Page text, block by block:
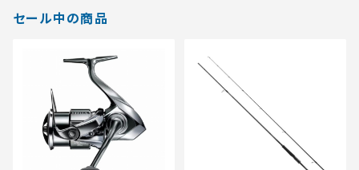
セール中の商品